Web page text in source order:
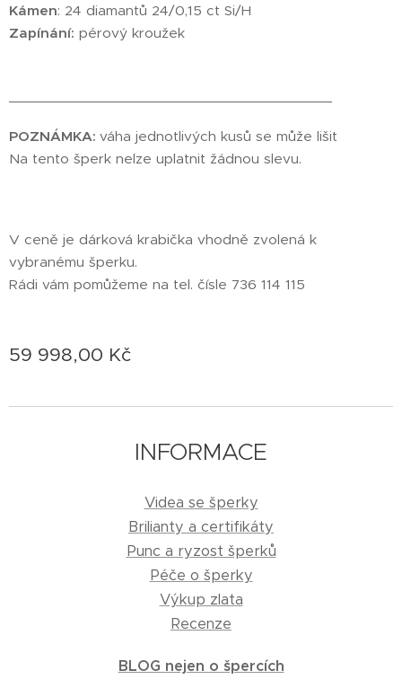
Kámen: 24 diamantů 24/0,15 ct Si/H
Zapínání: pérový kroužek
POZNÁMKA: váha jednotlivých kusů se může lišit
Na tento šperk nelze uplatnit žádnou slevu.
V ceně je dárková krabička vhodně zvolená k
vybranému šperku.
Rádi vám pomůžeme na tel. čísle 736 114 115
59 998,00 Kč
INFORMACE
Videa se šperky
Brilianty a certifikáty
Punc a ryzost šperků
Péče o šperky
Výkup zlata
Recenze
BLOG nejen o špercích